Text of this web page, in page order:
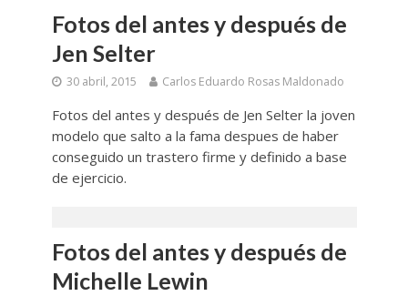
Fotos del antes y después de
Jen Selter
30 abril, 2015 Carlos Eduardo Rosas Maldonado
Fotos del antes y después de Jen Selter la joven
modelo que salto a la fama despues de haber
conseguido un trastero firme y definido a base
de ejercicio.
Fotos del antes y después de
Michelle Lewin